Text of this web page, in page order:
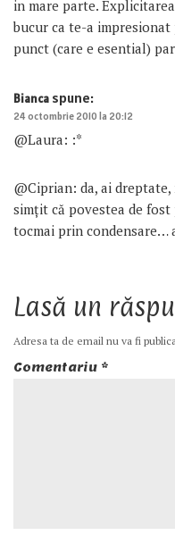
in mare parte.
bucur ca te-a impresionat
punct (care e esential)
Bianca spune:
24 octombrie 2010 la 20:12
@Laura: :*
@Ciprian: da, ai
simțit că povestea de
tocmai prin condensare…
Lasă un
Adresa ta de email nu va fi
Comentariu *